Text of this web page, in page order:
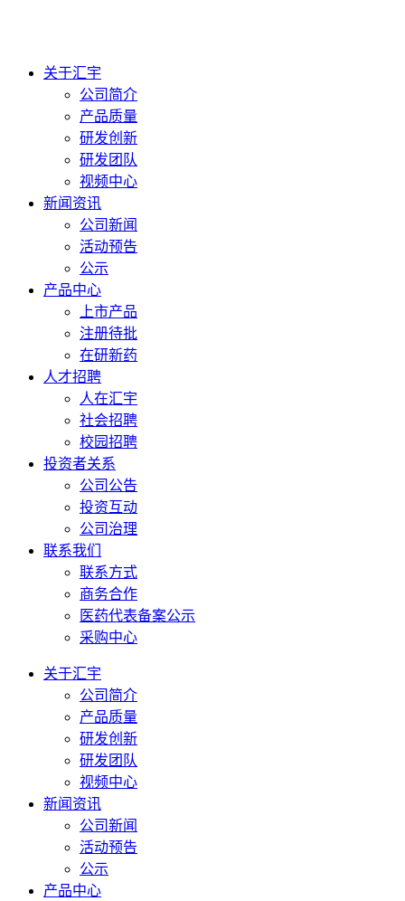
关于汇宇
公司简介
产品质量
研发创新
研发团队
视频中心
新闻资讯
公司新闻
活动预告
公示
产品中心
上市产品
注册待批
在研新药
人才招聘
人在汇宇
社会招聘
校园招聘
投资者关系
公司公告
投资互动
公司治理
联系我们
联系方式
商务合作
医药代表备案公示
采购中心
关于汇宇
公司简介
产品质量
研发创新
研发团队
视频中心
新闻资讯
公司新闻
活动预告
公示
产品中心